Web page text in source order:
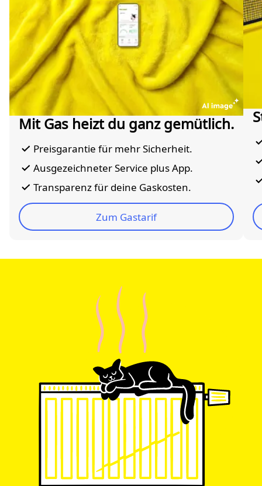
Mit Gas heizt du ganz gemütlich.
Preisgarantie für mehr Sicherheit.
Ausgezeichneter Service plus App.
Transparenz für deine Gaskosten.
Zum Gastarif